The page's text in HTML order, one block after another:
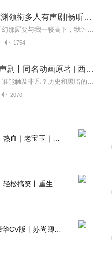
大奉打更人丨头陀渊领衔多人有声剧|畅听全集|王鹤棣、田曦薇主演影视剧原著|卖报小郎君
【冒泡有奖】听说杨千幻那厮要与我一较高下，我许七安要开始装叉了！快进入声音播放页戳下方输入框，冒个泡偷偷告诉我，我要用哪些诗词才能胜过他？说得好的，有赏！202...
1754
诡秘之主 | 多人有声剧丨同名动画原著 | 西幻克苏鲁 | 乌贼作品
蒸汽与机械的浪潮中，谁能触及非凡？历史和黑暗的迷雾里，又是谁在耳语？我从诡秘中醒来，睁眼看见这个世界：枪械，大炮，巨舰，飞空艇，差分机；魔药，占卜，诅咒，倒吊人...
2070